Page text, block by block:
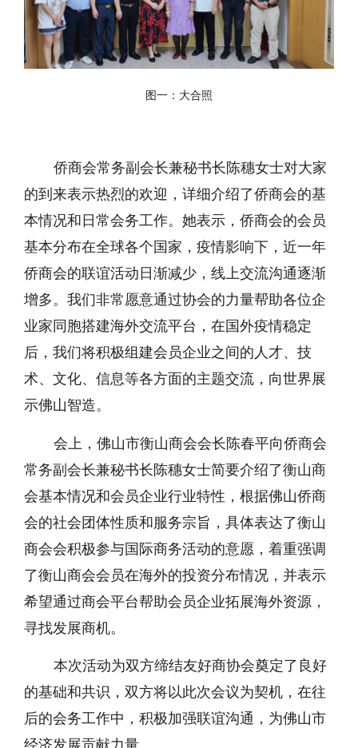
图一：大合照
侨商会常务副会长兼秘书长陈穗女士对大家
的到来表示热烈的欢迎，详细介绍了侨商会的基
本情况和日常会务工作。她表示，侨商会的会员
基本分布在全球各个国家，疫情影响下，近一年
侨商会的联谊活动日渐减少，线上交流沟通逐渐
增多。我们非常愿意通过协会的力量帮助各位企
业家同胞搭建海外交流平台，在国外疫情稳定
后，我们将积极组建会员企业之间的人才、技
术、文化、信息等各方面的主题交流，向世界展
示佛山智造。
会上，佛山市衡山商会会长陈春平向侨商会
常务副会长兼秘书长陈穗女士简要介绍了衡山商
会基本情况和会员企业行业特性，根据佛山侨商
会的社会团体性质和服务宗旨，具体表达了衡山
商会会积极参与国际商务活动的意愿，着重强调
了衡山商会会员在海外的投资分布情况，并表示
希望通过商会平台帮助会员企业拓展海外资源，
寻找发展商机。
本次活动为双方缔结友好商协会奠定了良好
的基础和共识，双方将以此次会议为契机，在往
后的会务工作中，积极加强联谊沟通，为佛山市